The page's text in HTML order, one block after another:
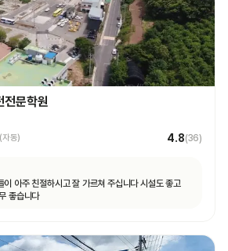
전문학원
동) 4.8(36)
이 아주 친절하시고 잘 가르쳐 주십니다 시설도 좋고
좋습니다